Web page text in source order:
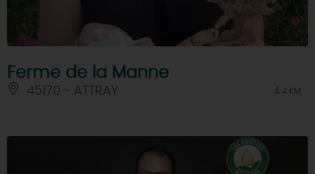
Ferme de la Manne
45170 - ATTRAY À 4 KM